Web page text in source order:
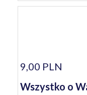
9,00 PLN
Wszystko o